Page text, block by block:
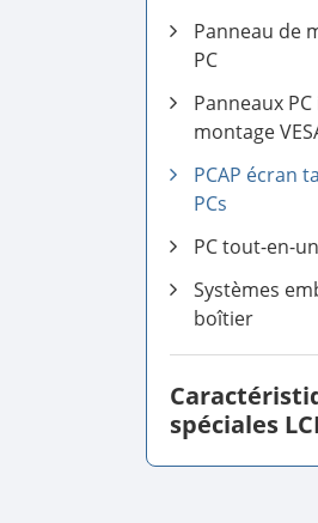
Panneau de
PC
Panneaux
montage
PCAP écran
PCs
PC tout-en-
Systèmes
boîtier
spéciales